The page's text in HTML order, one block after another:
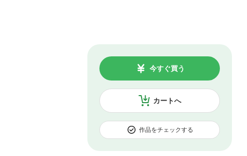
カートへ
今すぐ買う
作品をチェックする